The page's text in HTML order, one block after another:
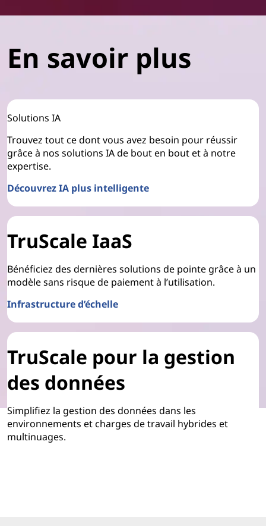
En savoir plus
Solutions IA
Trouvez tout ce dont vous avez besoin pour réussir
grâce à nos solutions IA de bout en bout et à notre
expertise.
Découvrez IA plus intelligente
TruScale IaaS
Bénéficiez des dernières solutions de pointe grâce à un
modèle sans risque de paiement à l’utilisation.
Infrastructure d’échelle
TruScale pour la gestion
des données
Simplifiez la gestion des données dans les
environnements et charges de travail hybrides et
multinuages.